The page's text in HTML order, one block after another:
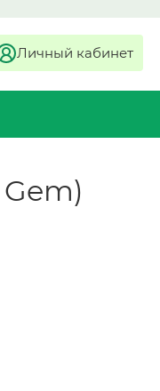
Личный кабинет